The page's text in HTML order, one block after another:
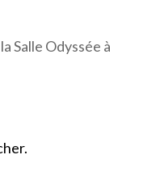
Salle Odyssée à